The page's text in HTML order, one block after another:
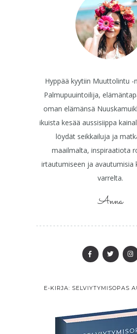
Hyppää kyytiin Muuttolintu -
Palmupuuintoilija,
oman elämänsä
ikuista kesää aussisiippa
löydät seikkailuja ja
maailmalta, inspiraatiota
irtautumiseen ja avautumisia
varrelta.
Anna
E-KIRJA: SELVIYTYMISOPAS